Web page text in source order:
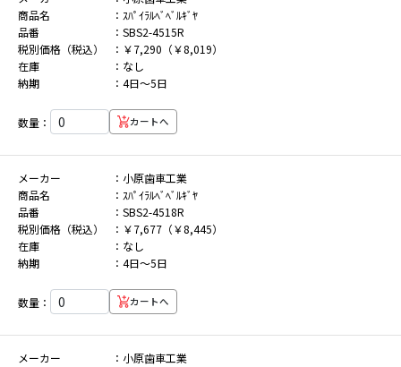
商品名
ｽﾊﾟｲﾗﾙﾍﾞﾍﾞﾙｷﾞﾔ
品番
SBS2-4515R
税別価格（税込）
￥7,290（￥8,019）
在庫
なし
納期
4日～5日
数量： カートへ
メーカー
小原歯車工業
商品名
ｽﾊﾟｲﾗﾙﾍﾞﾍﾞﾙｷﾞﾔ
品番
SBS2-4518R
税別価格（税込）
￥7,677（￥8,445）
在庫
なし
納期
4日～5日
数量： カートへ
メーカー
小原歯車工業